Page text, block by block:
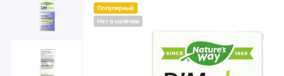
Популярный
Нет в наличии